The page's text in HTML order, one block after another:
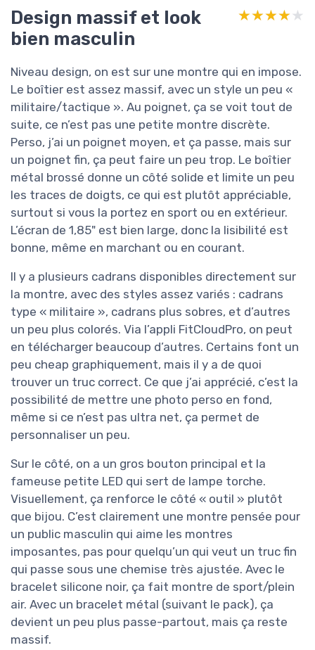
Design massif et look
bien masculin
★★★★★
★★★★★
Niveau design, on est sur une montre qui en impose.
Le boîtier est assez massif, avec un style un peu «
militaire/tactique ». Au poignet, ça se voit tout de
suite, ce n’est pas une petite montre discrète.
Perso, j’ai un poignet moyen, et ça passe, mais sur
un poignet fin, ça peut faire un peu trop. Le boîtier
métal brossé donne un côté solide et limite un peu
les traces de doigts, ce qui est plutôt appréciable,
surtout si vous la portez en sport ou en extérieur.
L’écran de 1,85" est bien large, donc la lisibilité est
bonne, même en marchant ou en courant.
Il y a plusieurs cadrans disponibles directement sur
la montre, avec des styles assez variés : cadrans
type « militaire », cadrans plus sobres, et d’autres
un peu plus colorés. Via l’appli FitCloudPro, on peut
en télécharger beaucoup d’autres. Certains font un
peu cheap graphiquement, mais il y a de quoi
trouver un truc correct. Ce que j’ai apprécié, c’est la
possibilité de mettre une photo perso en fond,
même si ce n’est pas ultra net, ça permet de
personnaliser un peu.
Sur le côté, on a un gros bouton principal et la
fameuse petite LED qui sert de lampe torche.
Visuellement, ça renforce le côté « outil » plutôt
que bijou. C’est clairement une montre pensée pour
un public masculin qui aime les montres
imposantes, pas pour quelqu’un qui veut un truc fin
qui passe sous une chemise très ajustée. Avec le
bracelet silicone noir, ça fait montre de sport/plein
air. Avec un bracelet métal (suivant le pack), ça
devient un peu plus passe-partout, mais ça reste
massif.